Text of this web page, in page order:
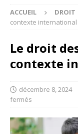
ACCUEIL DROIT
contexte international
Le droit
contexte
décembre 8, 2024
fermés